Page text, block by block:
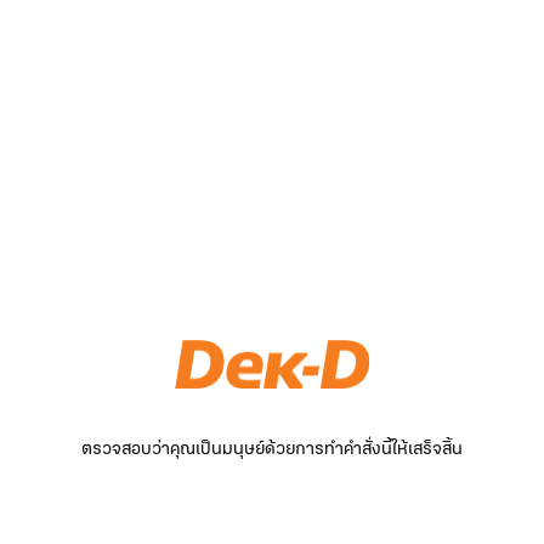
ตรวจสอบว่าคุณเป็นมนุษย์ด้วยการทำคำสั่งนี้ให้เสร็จสิ้น